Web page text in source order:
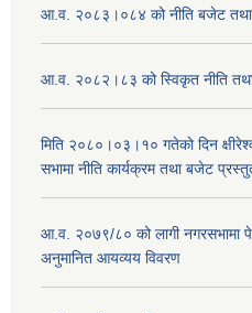
आ.व. २०८३।०८४ को नीति बजेट तथा
आ.व. २०८२।८३ को स्विकृत नीति
मिति २०८०।०३।१० गतेकाे दिन
सभामा नीति कार्यक्रम तथा बजेट
आ.व. २०७९/८० को लागी नगरसभामा
अनुमानित आयव्यय विवरण